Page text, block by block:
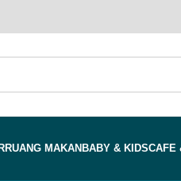
RUANG MAKAN BABY & KIDSCAFE